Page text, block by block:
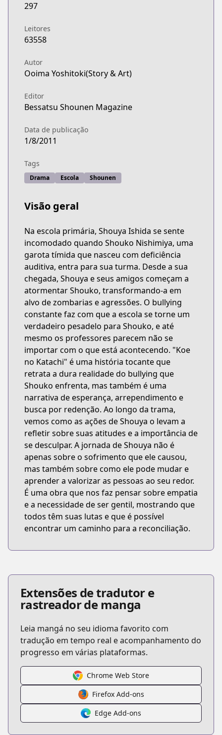
297
Leitores
63558
Autor
Ooima Yoshitoki(Story & Art)
Editor
Bessatsu Shounen Magazine
Data de publicação
1/8/2011
Tags
Drama Escola Shounen
Visão geral
Na escola primária, Shouya Ishida se sente
incomodado quando Shouko Nishimiya, uma
garota tímida que nasceu com deficiência
auditiva, entra para sua turma. Desde a sua
chegada, Shouya e seus amigos começam a
atormentar Shouko, transformando-a em
alvo de zombarias e agressões. O bullying
constante faz com que a escola se torne um
verdadeiro pesadelo para Shouko, e até
mesmo os professores parecem não se
importar com o que está acontecendo. "Koe
no Katachi" é uma história tocante que
retrata a dura realidade do bullying que
Shouko enfrenta, mas também é uma
narrativa de esperança, arrependimento e
busca por redenção. Ao longo da trama,
vemos como as ações de Shouya o levam a
refletir sobre suas atitudes e a importância de
se desculpar. A jornada de Shouya não é
apenas sobre o sofrimento que ele causou,
mas também sobre como ele pode mudar e
aprender a valorizar as pessoas ao seu redor.
É uma obra que nos faz pensar sobre empatia
e a necessidade de ser gentil, mostrando que
todos têm suas lutas e que é possível
encontrar um caminho para a reconciliação.
Extensões de tradutor e
rastreador de manga
Leia mangá no seu idioma favorito com
tradução em tempo real e acompanhamento do
progresso em várias plataformas.
Chrome Web Store
Firefox Add-ons
Edge Add-ons